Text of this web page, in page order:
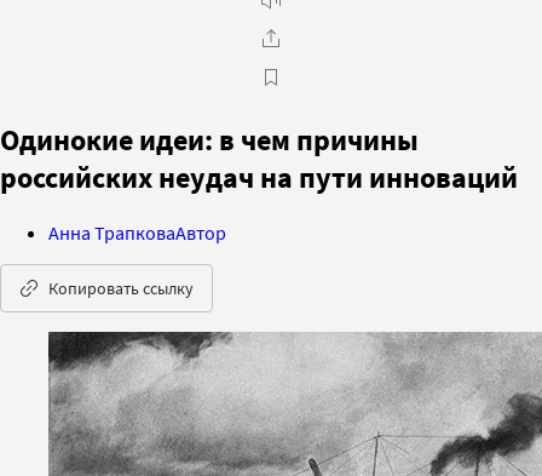
Одинокие идеи: в чем причины
российских неудач на пути инноваций
Анна ТрапковаАвтор
Копировать ссылку